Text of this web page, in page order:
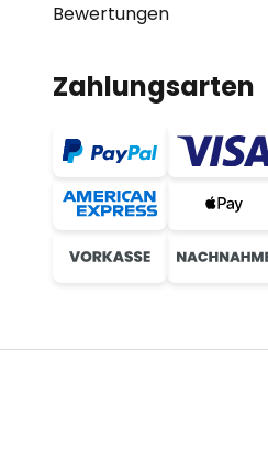
Bewertungen
Zahlungsarten